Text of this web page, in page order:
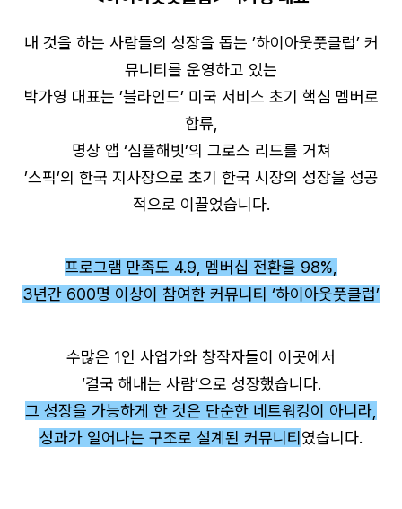
내 것을 하는 사람들의 성장을 돕는 ’하이아웃풋클럽’ 커
뮤니티를 운영하고 있는
박가영 대표는 ’블라인드’ 미국 서비스 초기 핵심 멤버로
합류,
명상 앱 ‘심플해빗’의 그로스 리드를 거쳐
’스픽’의 한국 지사장으로 초기 한국 시장의 성장을 성공
적으로 이끌었습니다.
프로그램 만족도 4.9, 멤버십 전환율 98%,
3년간 600명 이상이 참여한 커뮤니티 ‘하이아웃풋클럽’
수많은 1인 사업가와 창작자들이 이곳에서
‘결국 해내는 사람’으로 성장했습니다.
그 성장을 가능하게 한 것은 단순한 네트워킹이 아니라,
성과가 일어나는 구조로 설계된 커뮤니티 였습니다.